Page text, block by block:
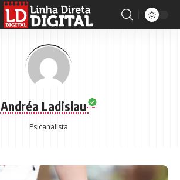
Andréa Ladislau
Psicanalista